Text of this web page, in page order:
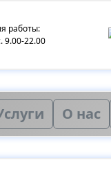
работы:
9.00-22.00
О нас